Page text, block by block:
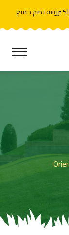
تضم جميع